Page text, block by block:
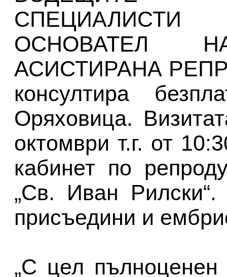
ОСНОВАТЕЛ
АСИСТИРАНА
консултира
Оряховица.
октомври т.г. от
кабинет по
„Св. Иван
присъедини и
„С цел пълноценен